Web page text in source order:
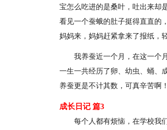
宝怎么吃进的是桑叶，吐出来却
看见一个蚕蛾的肚子挺得直直的
妈妈来，妈妈赶紧拿来了报纸，
我养蚕近一个月，在这一个
一生一共经历了卵、幼虫、蛹、
养蚕更是不计其数，可真辛苦啊
成长日记 篇3
每个人都有烦恼，在学校我